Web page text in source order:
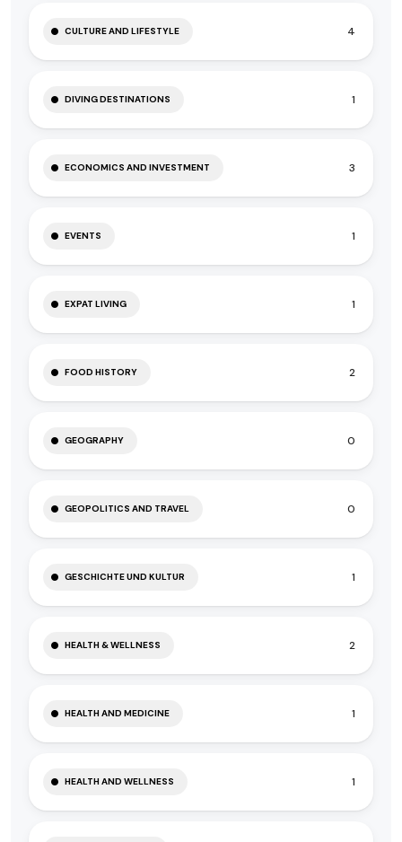
CULTURE AND LIFESTYLE 4
DIVING DESTINATIONS 1
ECONOMICS AND INVESTMENT 3
EVENTS 1
EXPAT LIVING 1
FOOD HISTORY 2
GEOGRAPHY 0
GEOPOLITICS AND TRAVEL 0
GESCHICHTE UND KULTUR 1
HEALTH & WELLNESS 2
HEALTH AND MEDICINE 1
HEALTH AND WELLNESS 1